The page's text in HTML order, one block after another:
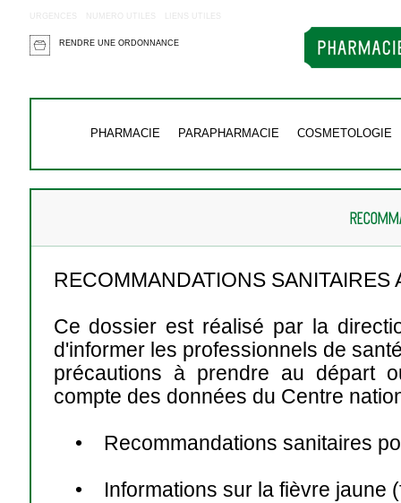
URGENCES NUMERO UTILES LIENS UTILES
RENDRE UNE ORDONNANCE
PHARMACIE PARAPHARMACIE COSMETOLOGIE
RECOMMANDATIONS SANITAIRES
Ce dossier est réalisé par la
d'informer les professionnels de
précautions à prendre au départ
compte des données du Centre
• Recommandations sanitaires
• Informations sur la fièvre jaune